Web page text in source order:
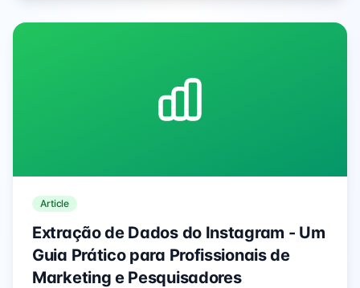
Article
Extração de Dados do Instagram - Um
Guia Prático para Profissionais de
Marketing e Pesquisadores